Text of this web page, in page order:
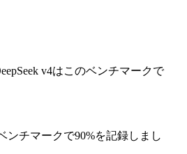
v4はこのベンチマークで
ンチマークで90%を記録しまし